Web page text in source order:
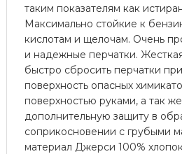
таким показателям как
Максимально стойкие к
кислотам и щелочам. Очень
и надежные перчатки.
быстро сбросить перчатки
поверхность опасных
поверхностью руками, а так
дополнительную защиту в
соприкосновении с грубыми
материал Джерси 100%